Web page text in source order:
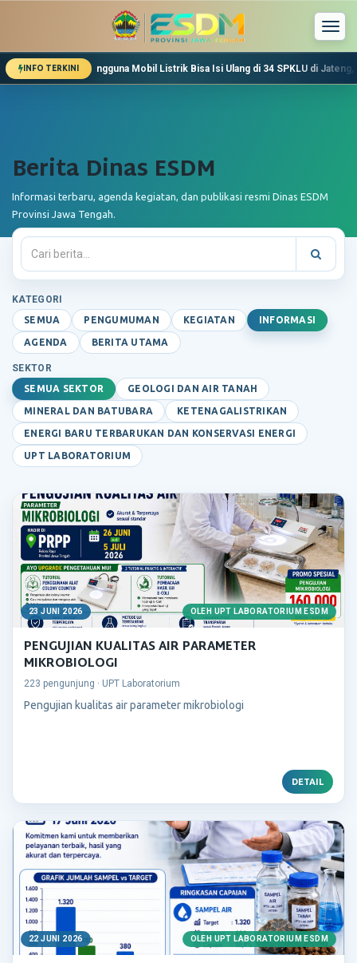
INFO TERKINI
Pengguna Mobil Listrik Bisa Isi Ulang di 34 SPKLU di Jateng, Ini Daftarnya
Berita Dinas ESDM
Informasi terbaru, agenda kegiatan, dan publikasi resmi Dinas ESDM
Provinsi Jawa Tengah.
KATEGORI
SEMUA PENGUMUMAN KEGIATAN INFORMASI
AGENDA BERITA UTAMA
SEKTOR
SEMUA SEKTOR GEOLOGI DAN AIR TANAH
MINERAL DAN BATUBARA KETENAGALISTRIKAN
ENERGI BARU TERBARUKAN DAN KONSERVASI ENERGI
UPT LABORATORIUM
23 JUNI 2026 OLEH UPT LABORATORIUM ESDM
PENGUJIAN KUALITAS AIR PARAMETER
MIKROBIOLOGI
223 pengunjung · UPT Laboratorium
Pengujian kualitas air parameter mikrobiologi
DETAIL
22 JUNI 2026 OLEH UPT LABORATORIUM ESDM